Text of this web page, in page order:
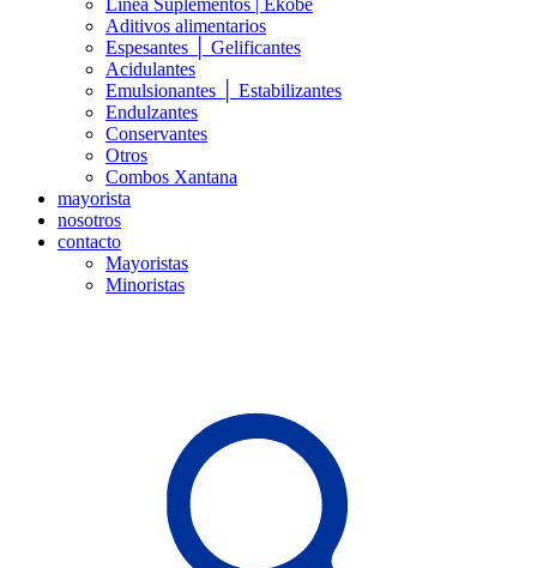
Línea Suplementos | Ekobé
Aditivos alimentarios
Espesantes │ Gelificantes
Acidulantes
Emulsionantes │ Estabilizantes
Endulzantes
Conservantes
Otros
Combos Xantana
mayorista
nosotros
contacto
Mayoristas
Minoristas